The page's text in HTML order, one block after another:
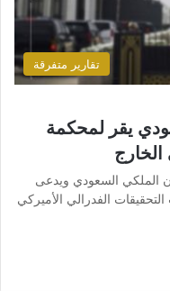
تقارير متفرقة
يقر لمحكمة
الملكي السعودي ويدعى
الفدرالي الأميركي